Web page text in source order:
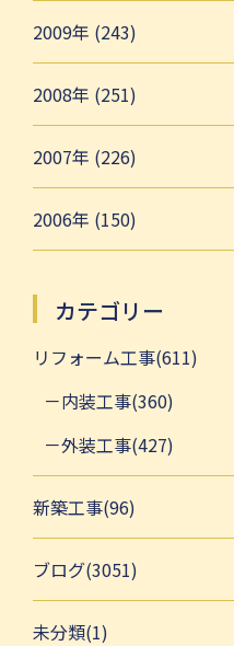
2009年 (243)
2008年 (251)
2007年 (226)
2006年 (150)
カテゴリー
リフォーム工事(611)
内装工事(360)
外装工事(427)
新築工事(96)
ブログ(3051)
未分類(1)